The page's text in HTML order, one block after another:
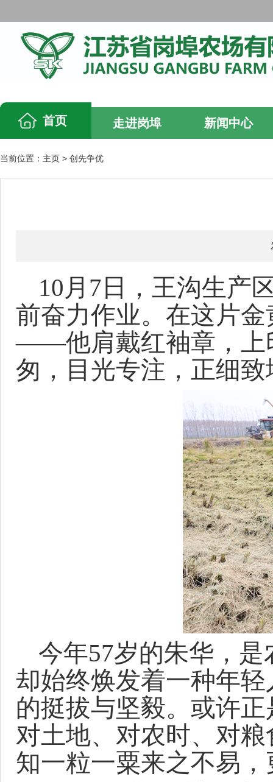
首页 走进岗埠 新闻中心
当前位置： 主页 > 创先争优
10月7日，王沟生产
前奋力作业。在这片
——他肩戴红袖章，上
匆，目光专注，正细
今年57岁的朱华，
却始终焕发着一种年
的挺拔与坚毅。或许
对土地、对农时、对
知一粒一粟来之不易